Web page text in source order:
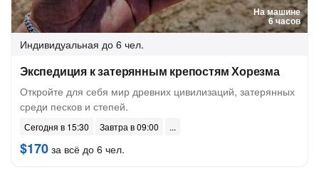
На машине
6 часов
Индивидуальная до 6 чел.
Экспедиция к затерянным крепостям Хорезма
Откройте для себя мир древних цивилизаций, затерянных
среди песков и степей.
Сегодня в 15:30 Завтра в 09:00
$170 за всё до 6 чел.